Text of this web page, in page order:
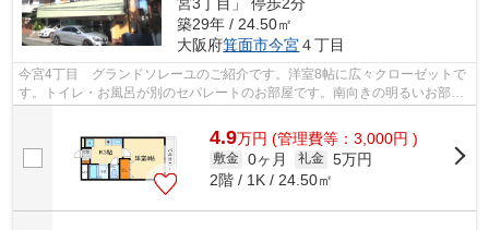
宮3丁目」 停歩2分
築29年 / 24.50㎡
大阪府箕面市今宮４丁目
今宮4丁目 グランドソレーユのご紹介です。洋室8帖に広々クローゼットで
す。トイレ・お風呂が別のセパレートのお部屋です。南向きの明るいお部屋
4.9万円 (管理費等：3,000円 )
敷金 0ヶ月 礼金 5万円
2階 / 1K / 24.50㎡